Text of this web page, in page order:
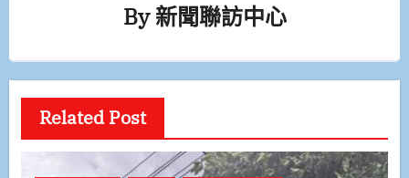
By新聞聯訪中心
Related Post